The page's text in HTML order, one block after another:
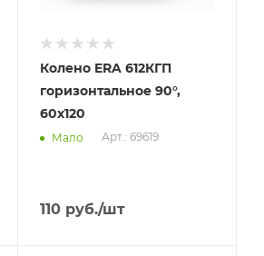
Колено ERA 612КГП
горизонтальное 90°,
60х120
Мало Арт.: 69619
110руб./шт